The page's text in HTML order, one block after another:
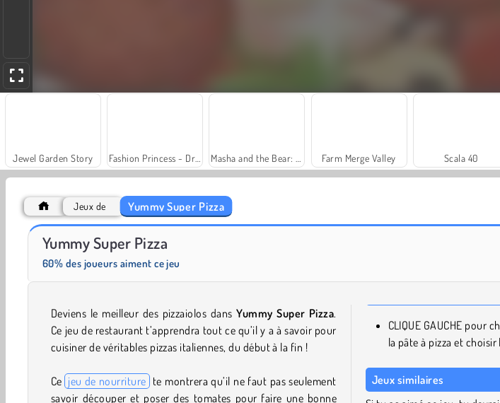
Jewel Garden Story Farm Merge Valley Scala 40
Jeux de Yummy Super Pizza
Yummy Super Pizza
60% des joueurs aiment ce jeu
Deviens le meilleur des pizzaiolos dansYummy Super Pizza.
Ce jeu de restaurant t’apprendra tout ce qu’il y a à savoir pour
cuisiner de véritables pizzas italiennes, du début à la fin !
Ce jeu de nourriture te montrera qu’il ne faut pas seulement
savoir découper et poser des tomates pour faire une bonne
CLIQUE GAUCHE pour
la pâte à pizza et
Jeux similaires